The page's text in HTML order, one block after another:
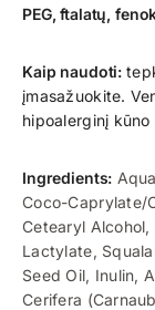
PEG, ftalatų,
Kaip naudoti:
įmasažuokite.
hipoalerginį
Ingredients:
Coco-Caprylate/
Cetearyl
Lactylate,
Seed Oil, Inulin,
Cerifera